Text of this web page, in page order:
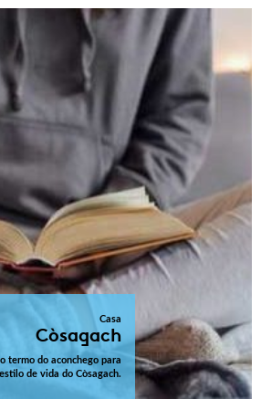
Casa
Còsagach
termo do aconchego para
de vida do Còsagach.